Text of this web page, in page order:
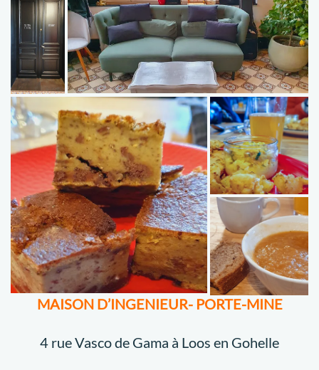
MAISON D’INGENIEUR- PORTE-MINE
4 rue Vasco de Gama à Loos en Gohelle